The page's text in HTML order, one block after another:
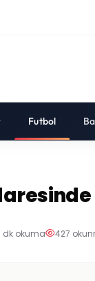
Futbol
dk okuma 427